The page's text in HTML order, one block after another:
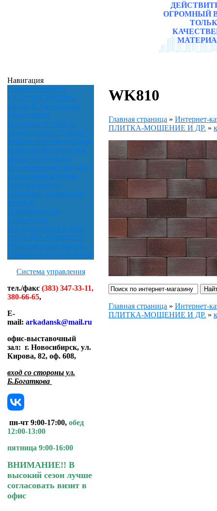
ОГРОМНЫЙ
Навигация
Главная страница
КАТАЛОГ И ЦЕНЫ
Акции И Распродажи
Фотогалерея
Контакты / Оставить
Заявку в ООО "Аркада"
Кирпич Красная гвардия
Клинкерная плитка для
фасада и интерьера
Вентилируемые фасады с
клинкерной плиткой
Отделка дома из
газобетона клинкерной
плиткой
Промышленная
техническая
кислотоупорная плитка
ОТДЕЛКА КРЫЛЬЦА
Облицовочный кирпич
"Баварская кладка" флэш
Система управления
тел./факс (383) 347-33-11,
380-66-65,
E-
mail: arkadansk@mail.ru
офис-выставочный
зал: г. Новосибирск, ул.
Кирова, 82, оф. 608,
вход со стороны ул.
Б.Богаткова
пн-чт 9:00-17:00, обед
12:00-13:00
пятница 9:00-16:00
ВНИМАНИЕ!! В
высокий сезон лучше
согласовать визит в
офис
WK810
Главная страница » Интернет-
ПЛИТКА-МОЩЕНИЕ И ДР. »
Главная страница » Интернет-
ПЛИТКА-МОЩЕНИЕ И ДР. »